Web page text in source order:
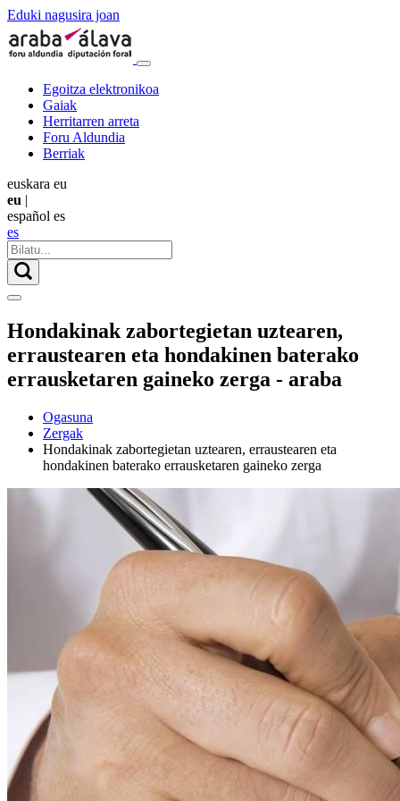
Eduki nagusira joan
Egoitza elektronikoa
Gaiak
Herritarren arreta
Foru Aldundia
Berriak
euskara eu
eu |
español es
es
Hondakinak zabortegietan uztearen,
erraustearen eta hondakinen baterako
errausketaren gaineko zerga - araba
Ogasuna
Zergak
Hondakinak zabortegietan uztearen, erraustearen eta
hondakinen baterako errausketaren gaineko zerga